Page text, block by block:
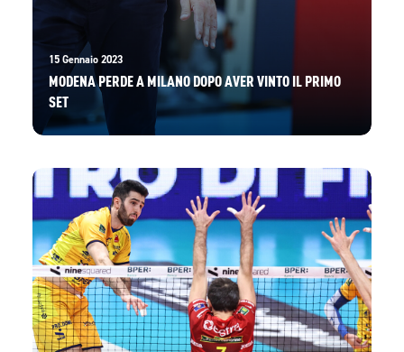
15 Gennaio 2023
MODENA PERDE A MILANO DOPO AVER VINTO IL PRIMO
SET